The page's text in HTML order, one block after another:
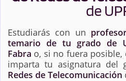
de
Estudiarás con un
temario de tu grado de
Fabra o, si no fuera
imparta tu asignatura del
Redes de Telecomunicación